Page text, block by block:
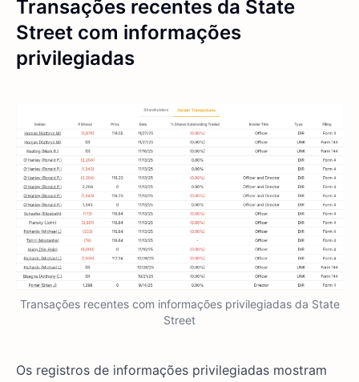
Transações recentes da State
Street com informações
privilegiadas
Transações recentes com informações privilegiadas da State
Street
Os registros de informações privilegiadas mostram